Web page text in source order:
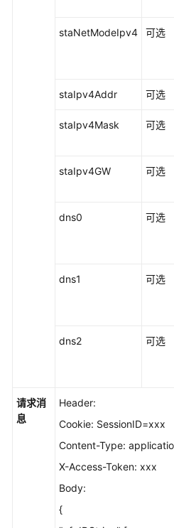
类
会
叫
会
类
与
版
状
态
staNetModeIpv4 可选
staIpv4Addr 可选
staIpv4Mask 可选
staIpv4GW 可选
dns0 可选
dns1 可选
dns2 可选
请求消
息
Header:
Cookie: SessionID=xxx
Content-Type:
X-Access-Token: xxx
Body:
{